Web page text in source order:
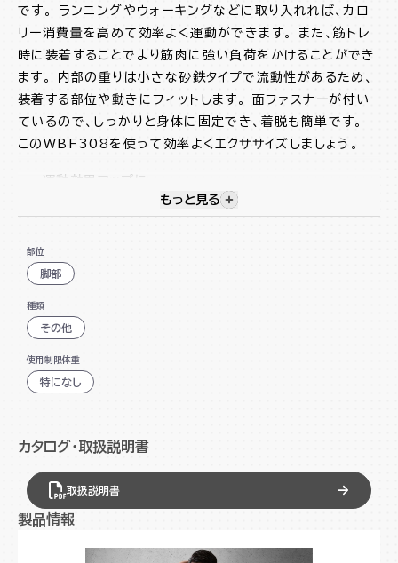
です。 ランニングやウォーキングなどに取り入れれば、カロ
リー消費量を高めて効率よく運動ができます。 また、筋トレ
時に装着することでより筋肉に強い負荷をかけることができ
ます。 内部の重りは小さな砂鉄タイプで流動性があるため、
装着する部位や動きにフィットします。 面ファスナーが付い
ているので、しっかりと身体に固定でき、着脱も簡単です。
このWBF308を使って効率よくエクササイズしましょう。
運動効果アップに
ヒップアップや引き締め、美脚作りに
面ファスナーで着脱カンタン
視覚的に非表示のコンテンツを
もっと見る
部位
脚部
種類
その他
使用制限体重
特になし
カタログ・取扱説明書
取扱説明書
製品情報